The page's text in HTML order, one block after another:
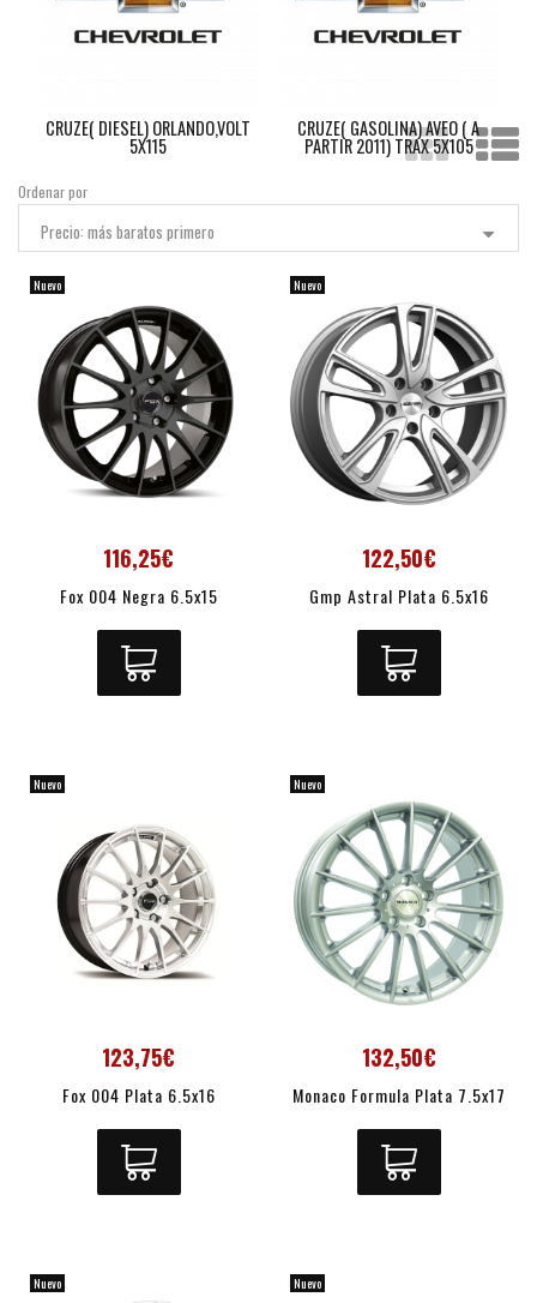
CRUZE( DIESEL) ORLANDO,VOLT
5X115
CRUZE( GASOLINA) AVEO ( A
PARTIR 2011) TRAX 5X105
Ordenar por
Precio: más baratos primero
Nuevo
116,25€
Fox 004 Negra 6.5x15
Nuevo
122,50€
Gmp Astral Plata 6.5x16
Nuevo
123,75€
Fox 004 Plata 6.5x16
Nuevo
132,50€
Monaco Formula Plata 7.5x17
Nuevo Nuevo